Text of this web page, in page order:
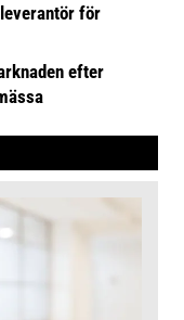
för
efter